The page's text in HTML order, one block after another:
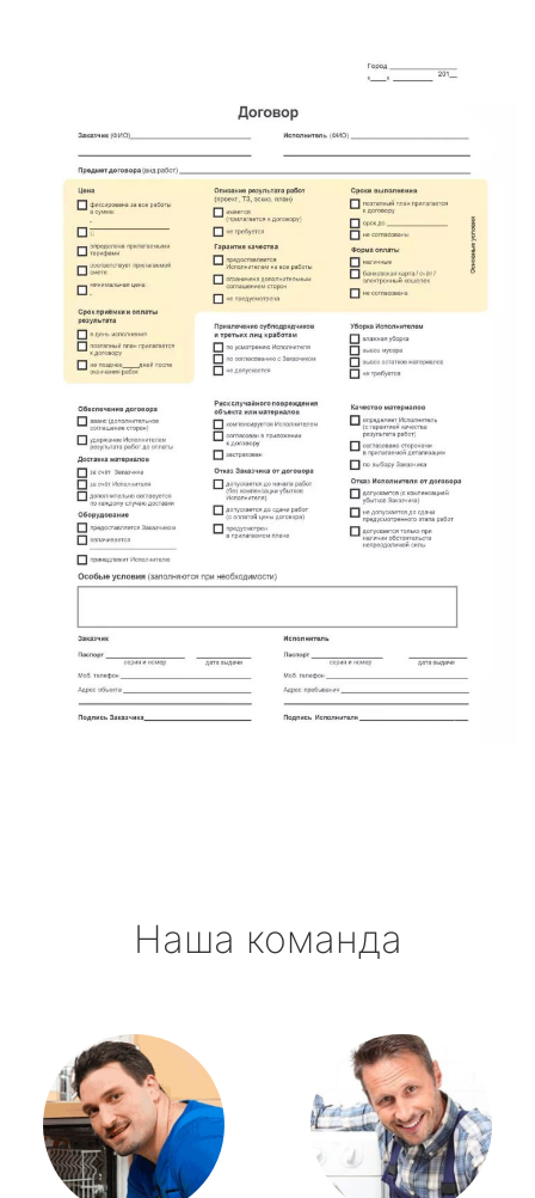
Наша команда